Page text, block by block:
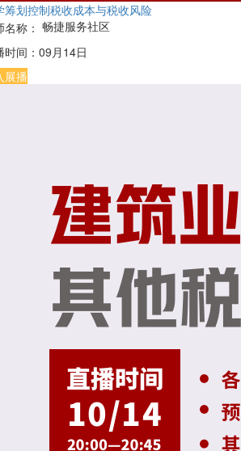
筹划控制税收成本与税收风险
称： 畅捷服务社区
间： 09月14日
展播